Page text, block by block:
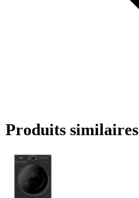
Produits similaires